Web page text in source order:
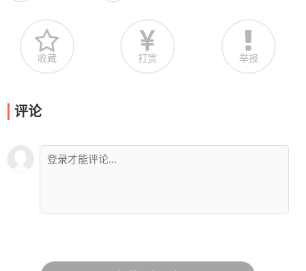
收藏 打赏 举报
评论